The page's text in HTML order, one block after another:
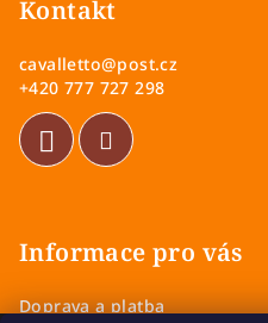
Kontakt
cavalletto@post.cz
+420 777 727 298
Informace pro vás
Doprava a platba